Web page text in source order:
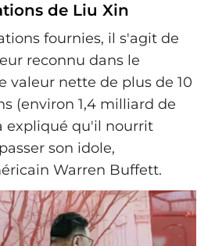
de Liu Xin
fournies, il s'agit de
reconnu dans le
valeur nette de plus de 10
(environ 1,4 milliard de
expliqué qu'il nourrit
son idole,
Warren Buffett.